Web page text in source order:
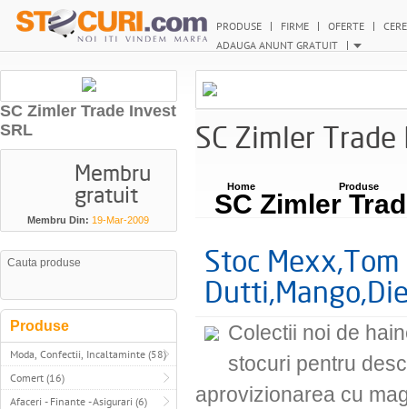
PRODUSE FIRME OFERTE
ADAUGA ANUNT GRATUIT
SC Zimler Trade Invest
SRL
Membru
gratuit
Membru Din: 19-Mar-2009
Produse
Moda, Confectii, Incaltaminte (58)
Comert (16)
Afaceri - Finante - Asigurari (6)
SC Zimler
SC Zimler
Home Produse
Stoc
Colectii noi de
stocuri pentru
aprovizionarea cu